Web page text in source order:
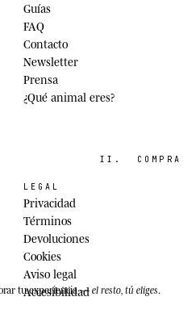
Guías
FAQ
Contacto
Newsletter
Prensa
¿Qué animal eres?
II. COMPRA
LEGAL
Privacidad
Términos
Devoluciones
Cookies
Aviso legal
Accesibilidad
tu experiencia —el resto, tú eliges.